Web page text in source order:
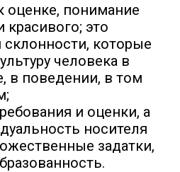
оценке, понимание
красивого; это
склонности, которые
человека в
в поведении, в том
и оценки, а
носителя
задатки,